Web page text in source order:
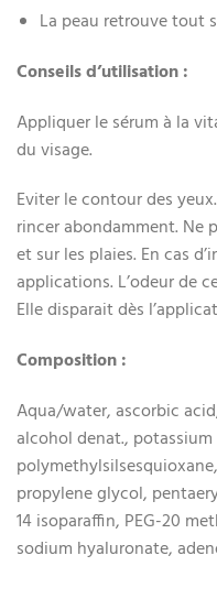
La peau retrouve tout
Conseils d’utilisation :
Appliquer le sérum à la
du visage.
Eviter le contour des
rincer abondamment. Ne
et sur les plaies. En cas
applications. L’odeur de
Elle disparait dès
Composition :
Aqua/water, ascorbic
alcohol denat.,
propylene glycol,
14 isoparaffin, PEG-20
sodium hyaluronate,